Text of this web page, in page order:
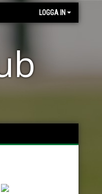
LOGGA IN